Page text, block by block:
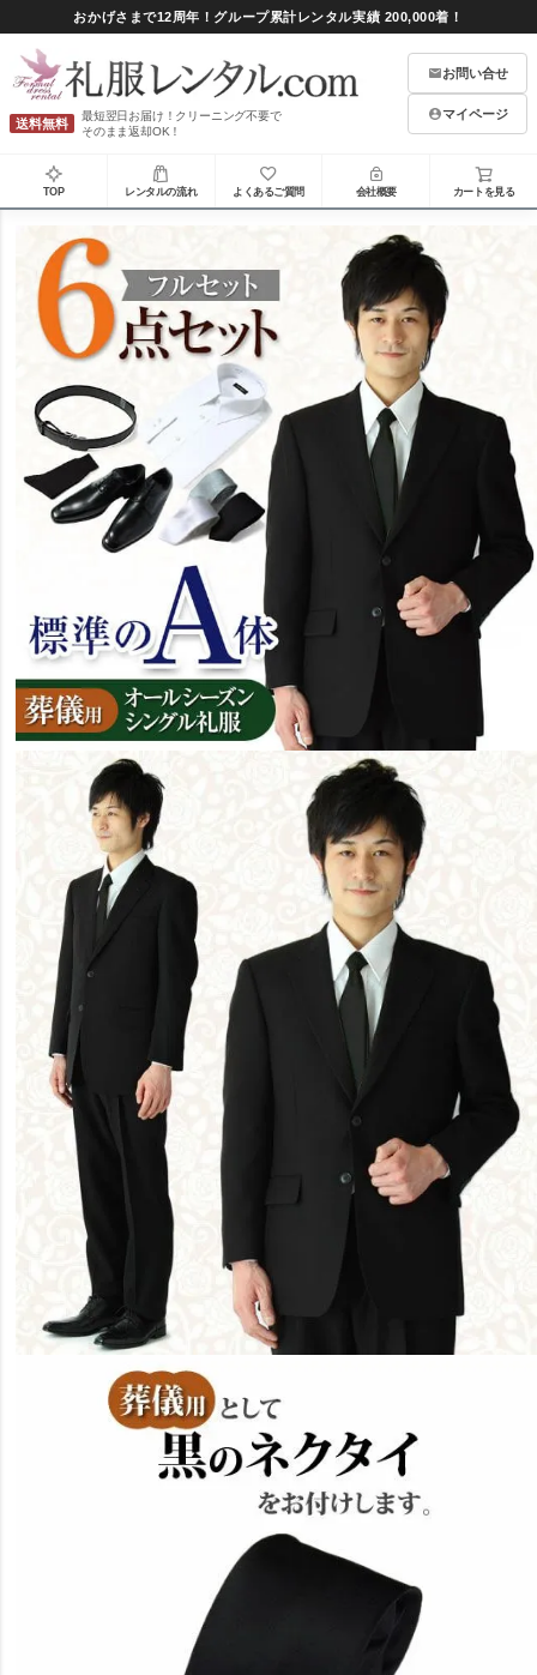
おかげさまで12周年！グループ累計レンタル実績 200,000着！
送料無料
最短翌日お届け！クリーニング不要で
そのまま返却OK！
お問い合せ
マイページ
TOP レンタルの流れ よくあるご質問 会社概要 カートを見る